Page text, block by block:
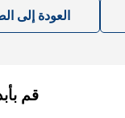
العودة إلى
قم